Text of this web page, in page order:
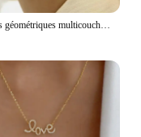
Bracelets géométriques multicouches pour femmes, ensembles de bijoux à fil irrégulier exagéré, document doré, mode, 5 pièces par ensemble